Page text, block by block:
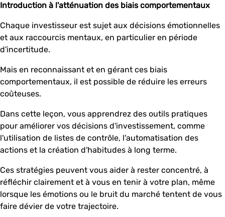
Introduction à l'atténuation des biais comportementaux
Chaque investisseur est sujet aux décisions émotionnelles
et aux raccourcis mentaux, en particulier en période
d'incertitude.
Mais en reconnaissant et en gérant ces biais
comportementaux, il est possible de réduire les erreurs
coûteuses.
Dans cette leçon, vous apprendrez des outils pratiques
pour améliorer vos décisions d'investissement, comme
l'utilisation de listes de contrôle, l'automatisation des
actions et la création d'habitudes à long terme.
Ces stratégies peuvent vous aider à rester concentré, à
réfléchir clairement et à vous en tenir à votre plan, même
lorsque les émotions ou le bruit du marché tentent de vous
faire dévier de votre trajectoire.